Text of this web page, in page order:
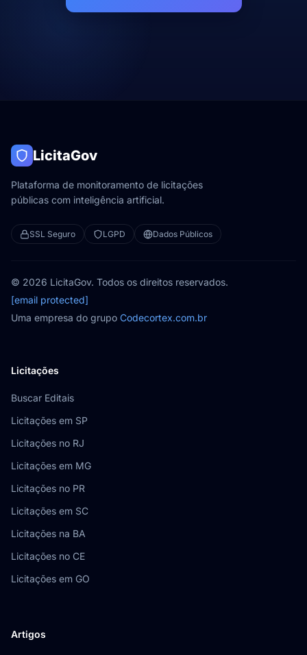
LicitaGov
Plataforma de monitoramento de licitações
públicas com inteligência artificial.
SSL Seguro LGPD Dados Públicos
© 2026 LicitaGov. Todos os direitos reservados.
[email protected]
Uma empresa do grupo Codecortex.com.br
Licitações
Buscar Editais
Licitações em SP
Licitações no RJ
Licitações em MG
Licitações no PR
Licitações em SC
Licitações na BA
Licitações no CE
Licitações em GO
Artigos